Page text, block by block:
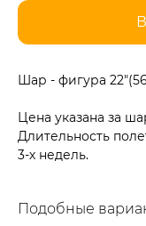
Шар - фигура
Цена указана за
Длительность
3-х недель.
Подобные